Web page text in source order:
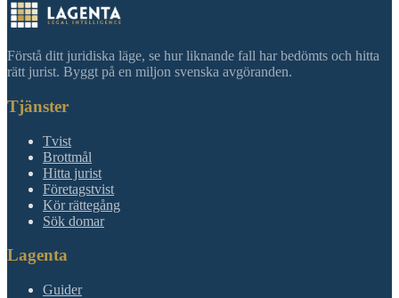
Förstå ditt juridiska läge, se hur liknande fall har bedömts och hitta
rätt jurist. Byggt på en miljon svenska avgöranden.
Tjänster
Tvist
Brottmål
Hitta jurist
Företagstvist
Kör rättegång
Sök domar
Lagenta
Guider